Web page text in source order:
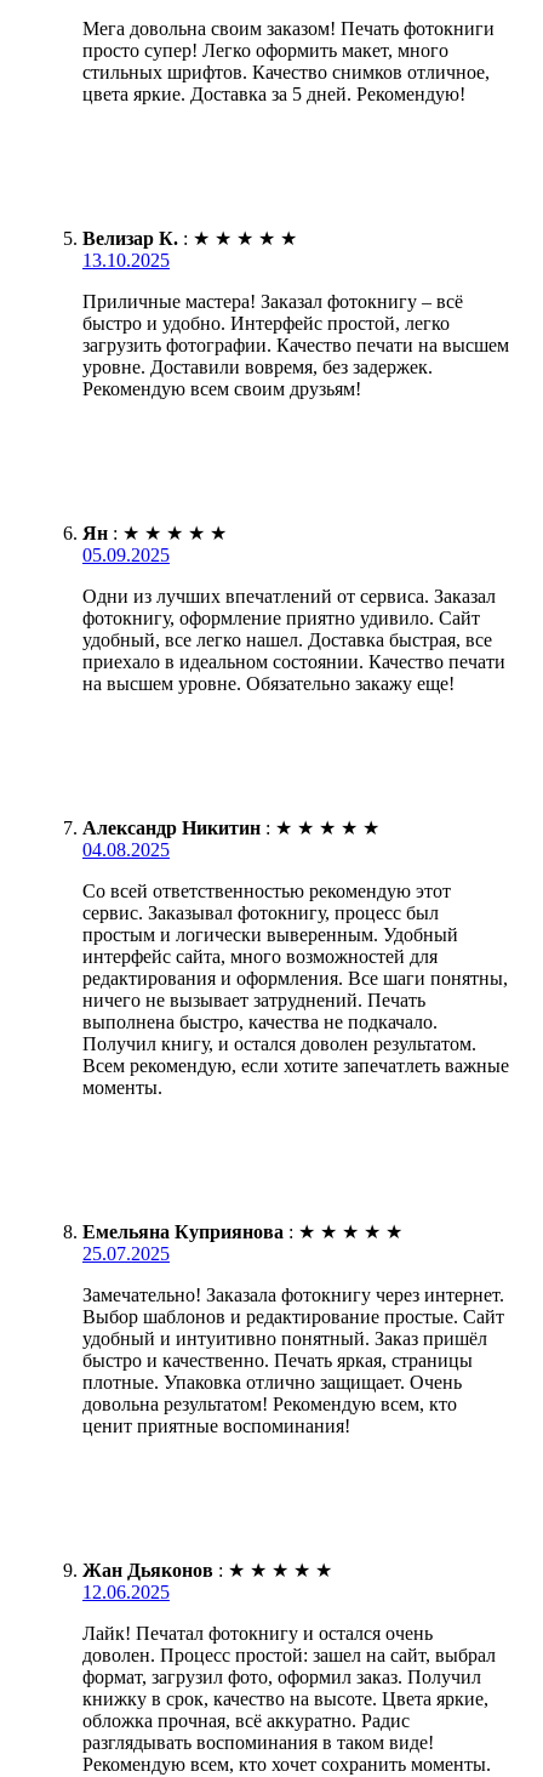
Мега довольна своим заказом! Печать фотокниги
просто супер! Легко оформить макет, много
стильных шрифтов. Качество снимков отличное,
цвета яркие. Доставка за 5 дней. Рекомендую!
Велизар К. : ★ ★ ★ ★ ★
13.10.2025
Приличные мастера! Заказал фотокнигу – всё
быстро и удобно. Интерфейс простой, легко
загрузить фотографии. Качество печати на высшем
уровне. Доставили вовремя, без задержек.
Рекомендую всем своим друзьям!
Ян : ★ ★ ★ ★ ★
05.09.2025
Одни из лучших впечатлений от сервиса. Заказал
фотокнигу, оформление приятно удивило. Сайт
удобный, все легко нашел. Доставка быстрая, все
приехало в идеальном состоянии. Качество печати
на высшем уровне. Обязательно закажу еще!
Александр Никитин : ★ ★ ★ ★ ★
04.08.2025
Со всей ответственностью рекомендую этот
сервис. Заказывал фотокнигу, процесс был
простым и логически выверенным. Удобный
интерфейс сайта, много возможностей для
редактирования и оформления. Все шаги понятны,
ничего не вызывает затруднений. Печать
выполнена быстро, качества не подкачало.
Получил книгу, и остался доволен результатом.
Всем рекомендую, если хотите запечатлеть важные
моменты.
Емельяна Куприянова : ★ ★ ★ ★ ★
25.07.2025
Замечательно! Заказала фотокнигу через интернет.
Выбор шаблонов и редактирование простые. Сайт
удобный и интуитивно понятный. Заказ пришёл
быстро и качественно. Печать яркая, страницы
плотные. Упаковка отлично защищает. Очень
довольна результатом! Рекомендую всем, кто
ценит приятные воспоминания!
Жан Дьяконов : ★ ★ ★ ★ ★
12.06.2025
Лайк! Печатал фотокнигу и остался очень
доволен. Процесс простой: зашел на сайт, выбрал
формат, загрузил фото, оформил заказ. Получил
книжку в срок, качество на высоте. Цвета яркие,
обложка прочная, всё аккуратно. Радис
разглядывать воспоминания в таком виде!
Рекомендую всем, кто хочет сохранить моменты.